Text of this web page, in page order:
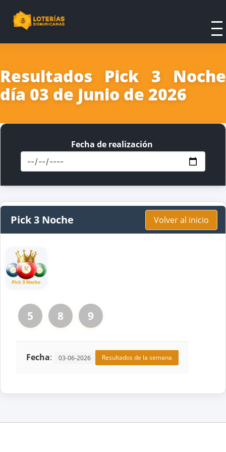
Resultados Pick 3 Noche
día 03 de Junio de 2026
Fecha de realización
Pick 3 Noche Volver al inicio
5 8 9
Fecha: 03-06-2026 Resultados de la semana